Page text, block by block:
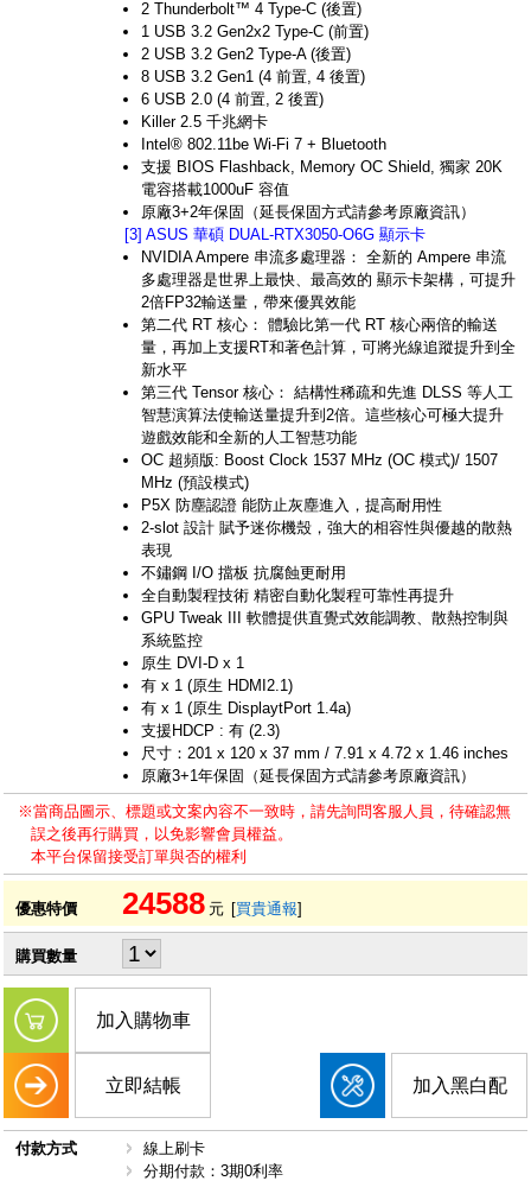
2 Thunderbolt™ 4 Type-C (後置)
1 USB 3.2 Gen2x2 Type-C (前置)
2 USB 3.2 Gen2 Type-A (後置)
8 USB 3.2 Gen1 (4 前置, 4 後置)
6 USB 2.0 (4 前置, 2 後置)
Killer 2.5 千兆網卡
Intel® 802.11be Wi-Fi 7 + Bluetooth
支援 BIOS Flashback, Memory OC Shield, 獨家 20K
電容搭載1000uF 容值
原廠3+2年保固（延長保固方式請參考原廠資訊）
[3] ASUS 華碩 DUAL-RTX3050-O6G 顯示卡
NVIDIA Ampere 串流多處理器： 全新的 Ampere 串流
多處理器是世界上最快、最高效的 顯示卡架構，可提升
2倍FP32輸送量，帶來優異效能
第二代 RT 核心： 體驗比第一代 RT 核心兩倍的輸送
量，再加上支援RT和著色計算，可將光線追蹤提升到全
新水平
第三代 Tensor 核心： 結構性稀疏和先進 DLSS 等人工
智慧演算法使輸送量提升到2倍。這些核心可極大提升
遊戲效能和全新的人工智慧功能
OC 超頻版: Boost Clock 1537 MHz (OC 模式)/ 1507
MHz (預設模式)
P5X 防塵認證 能防止灰塵進入，提高耐用性
2-slot 設計 賦予迷你機殼，強大的相容性與優越的散熱
表現
不鏽鋼 I/O 擋板 抗腐蝕更耐用
全自動製程技術 精密自動化製程可靠性再提升
GPU Tweak III 軟體提供直覺式效能調教、散熱控制與
系統監控
原生 DVI-D x 1
有 x 1 (原生 HDMI2.1)
有 x 1 (原生 DisplaytPort 1.4a)
支援HDCP : 有 (2.3)
尺寸：201 x 120 x 37 mm / 7.91 x 4.72 x 1.46 inches
原廠3+1年保固（延長保固方式請參考原廠資訊）
※當商品圖示、標題或文案內容不一致時，請先詢問客服人員，待確認無
誤之後再行購買，以免影響會員權益。
本平台保留接受訂單與否的權利
優惠特價 24588 元 [買貴通報]
購買數量
加入購物車
立即結帳 加入黑白配
付款方式
線上刷卡
分期付款：3期0利率